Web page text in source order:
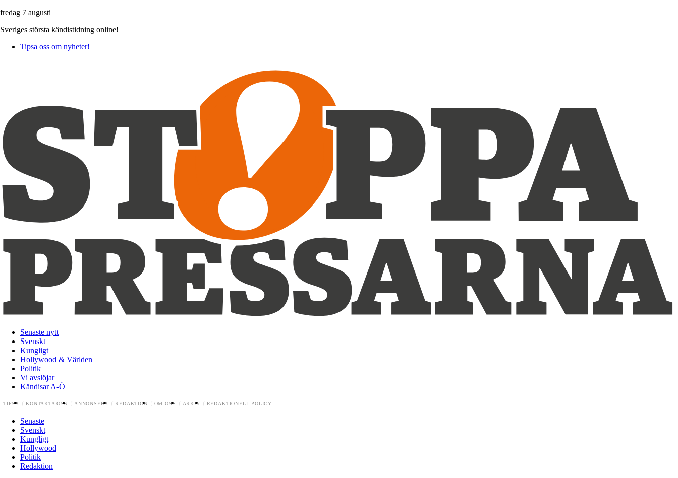
fredag 7 augusti
Sveriges största kändistidning online!
Tipsa oss om nyheter!
Senaste nytt
Svenskt
Kungligt
Hollywood & Världen
Politik
Vi avslöjar
Kändisar A-Ö
TIPSA KONTAKTA OSS ANNONSERA REDAKTION OM OSS ARKIV REDAKTIONELL POLICY
Senaste
Svenskt
Kungligt
Hollywood
Politik
Redaktion